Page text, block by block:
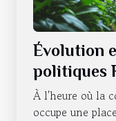
Évolution
politiques
hôtelier
À l'heure où la
occupe une